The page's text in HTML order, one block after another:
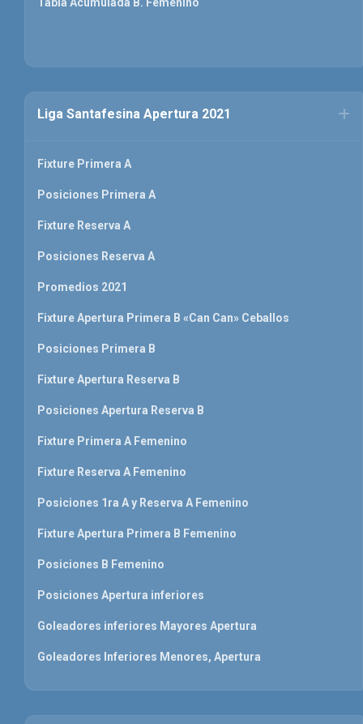
Liga Santafesina Apertura 2021
Fixture Primera A
Posiciones Primera A
Fixture Reserva A
Posiciones Reserva A
Promedios 2021
Fixture Apertura Primera B «Can Can» Ceballos
Posiciones Primera B
Fixture Apertura Reserva B
Posiciones Apertura Reserva B
Fixture Primera A Femenino
Fixture Reserva A Femenino
Posiciones 1ra A y Reserva A Femenino
Fixture Apertura Primera B Femenino
Posiciones B Femenino
Posiciones Apertura inferiores
Goleadores inferiores Mayores Apertura
Goleadores Inferiores Menores, Apertura